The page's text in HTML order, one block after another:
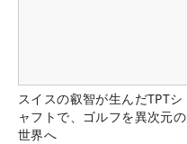
スイスの叡智が生んだTPTシ
ャフトで、ゴルフを異次元の
世界へ